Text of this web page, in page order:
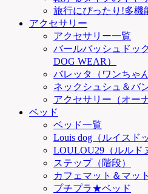
旅行にぴったり!多機
アクセサリー
アクセサリー一覧
バールバッシュドッ
DOG WEAR）
バレッタ（ワンちゃ
ネックシュシュ＆バ
アクセサリー（オー
ベッド
ベッド一覧
Louis dog（ルイスド
LOULOU29（ルルド
ステップ（階段）
カフェマット＆マット
プチプラ★ベッド